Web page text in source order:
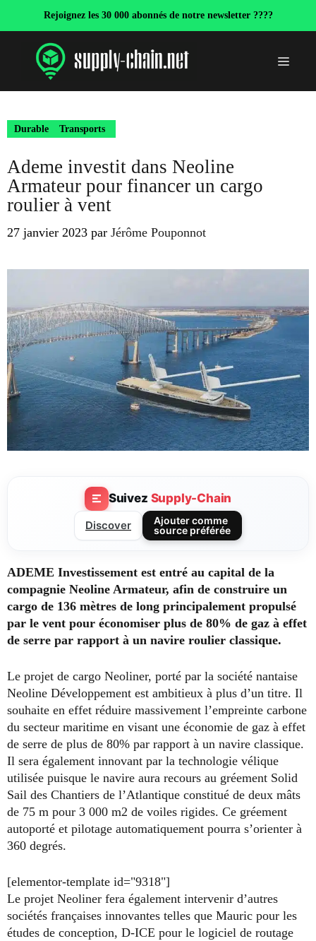
Rejoignez les 30 000 abonnés de notre newsletter ????
Menu
Durable Transports
Ademe investit dans Neoline
Armateur pour financer un cargo
roulier à vent
27 janvier 2023 par Jérôme Pouponnot
Suivez Supply-Chain
Discover
Ajouter comme
source préférée
ADEME Investissement est entré au capital de la
compagnie Neoline Armateur, afin de construire un
cargo de 136 mètres de long principalement propulsé
par le vent pour économiser plus de 80% de gaz à effet
de serre par rapport à un navire roulier classique.
Le projet de cargo Neoliner, porté par la société nantaise
Neoline Développement est ambitieux à plus d’un titre. Il
souhaite en effet réduire massivement l’empreinte carbone
du secteur maritime en visant une économie de gaz à effet
de serre de plus de 80% par rapport à un navire classique.
Il sera également innovant par la technologie vélique
utilisée puisque le navire aura recours au gréement Solid
Sail des Chantiers de l’Atlantique constitué de deux mâts
de 75 m pour 3 000 m2 de voiles rigides. Ce gréement
autoporté et pilotage automatiquement pourra s’orienter à
360 degrés.
[elementor-template id="9318"]
Le projet Neoliner fera également intervenir d’autres
sociétés françaises innovantes telles que Mauric pour les
études de conception, D-ICE pour le logiciel de routage